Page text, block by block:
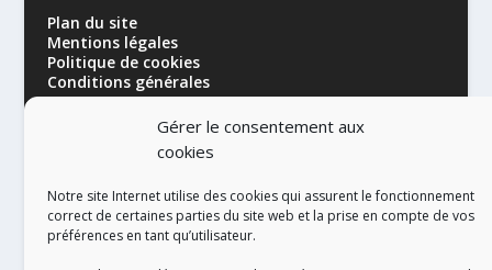
Gérer le consentement aux
cookies
Notre site Internet utilise des cookies qui assurent le fonctionnement
correct de certaines parties du site web et la prise en compte de vos
préférences en tant qu’utilisateur.
Plan du site
Mentions légales
Politique de cookies
Conditions générales